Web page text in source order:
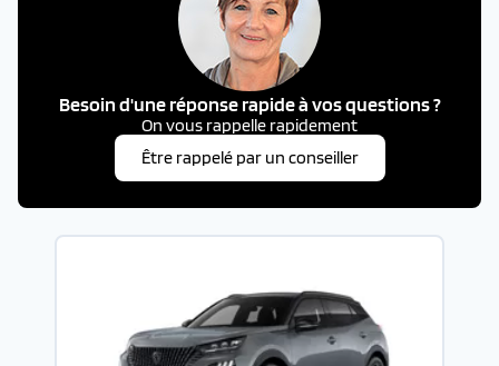
Besoin d'une réponse rapide à vos questions ?
On vous rappelle rapidement
Être rappelé par un conseiller